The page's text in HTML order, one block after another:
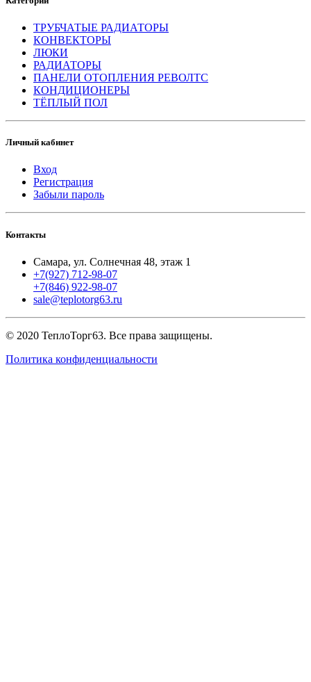
ТРУБЧАТЫЕ РАДИАТОРЫ
КОНВЕКТОРЫ
ЛЮКИ
РАДИАТОРЫ
ПАНЕЛИ ОТОПЛЕНИЯ РЕВОЛТС
КОНДИЦИОНЕРЫ
ТЁПЛЫЙ ПОЛ
Личный кабинет
Вход
Регистрация
Забыли пароль
Контакты
Самара, ул. Солнечная 48, этаж 1
+7(927) 712-98-07
+7(846) 922-98-07
sale@teplotorg63.ru
© 2020 ТеплоТорг63. Все права защищены.
Политика конфиденциальности